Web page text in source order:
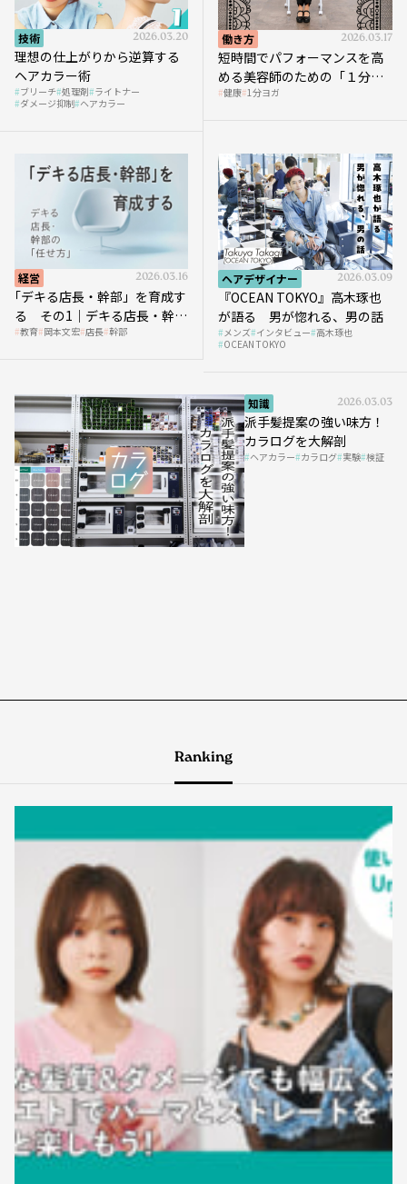
技術 2026.03.20
理想の仕上がりから逆算する
ヘアカラー術
ブリーチ 処理剤 ライトナー
ダメージ抑制 ヘアカラー
働き方 2026.03.17
短時間でパフォーマンスを高
める美容師のための「１分ヨ
ガ」講座｜実践編
健康 1分ヨガ
経営 2026.03.16
｢デキる店長・幹部」を育成す
る その1｜デキる店長・幹部
の「任せ方」
教育 岡本文宏 店長 幹部
ヘアデザイナー 2026.03.09
『OCEAN TOKYO』高木琢也
が語る 男が惚れる、男の話
メンズ インタビュー 高木琢也
OCEAN TOKYO
知識 2026.03.03
派手髪提案の強い味方！
カラログを大解剖
ヘアカラー カラログ 実験 検証
Ranking